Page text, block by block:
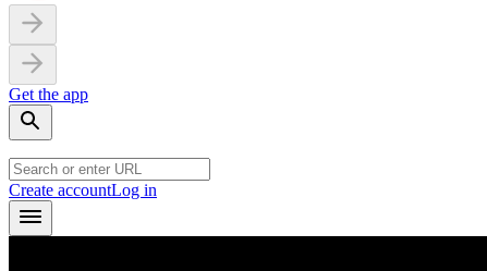
Get the app
Create accountLog in